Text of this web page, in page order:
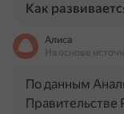
Как
Алиса
На основе
По данным
Правительстве